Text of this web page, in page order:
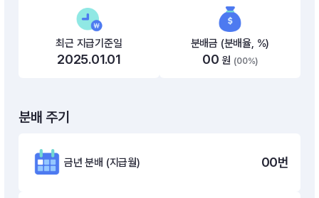
최근 지급기준일
2025.01.01
분배금 (분배율, %)
00 원 (00%)
분배 주기
금년 분배 (지급월) 00번